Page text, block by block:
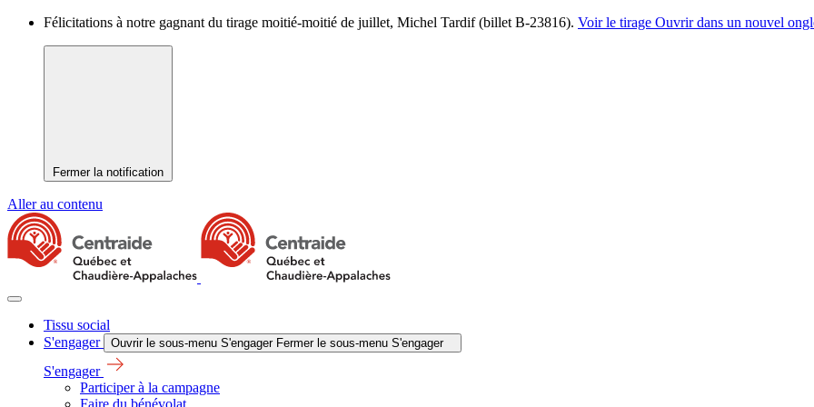
Félicitations à notre gagnant du tirage moitié-moitié de juillet, Michel Tardif (billet B-23816). Voir le tirage Ouvrir dans un nouvel
Fermer la notification
Aller au contenu
Tissu social
S'engager
Ouvrir le sous-menu S'engager Fermer le sous-menu S'engager
S'engager
Participer à la campagne
Faire du bénévolat